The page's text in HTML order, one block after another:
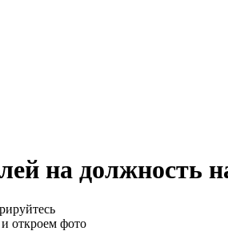
на должность
откроем фото